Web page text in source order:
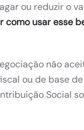
ou reduzir o
como usar esse
não
ou de base
Social